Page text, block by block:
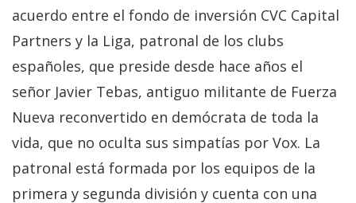
acuerdo entre el fondo de inversión CVC Capital
Partners y la Liga, patronal de los clubs
españoles, que preside desde hace años el
señor Javier Tebas, antiguo militante de Fuerza
Nueva reconvertido en demócrata de toda la
vida, que no oculta sus simpatías por Vox. La
patronal está formada por los equipos de la
primera y segunda división y cuenta con una